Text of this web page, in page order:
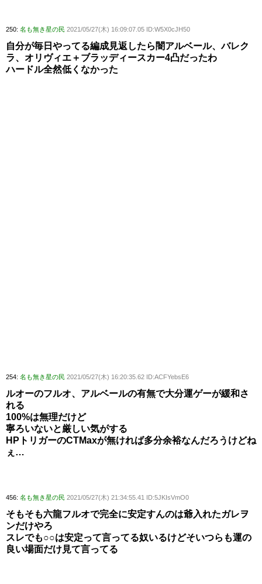
250: 名も無き星の民 2021/05/27(木) 16:09:07.05 ID:W5X0cJH50
自分が毎日やってる編成見返したら闇アルベール、バレク
ラ、オリヴィエ＋ブラッディースカー4凸だったわ
ハードル全然低くなかった
254: 名も無き星の民 2021/05/27(木) 16:20:35.62 ID:ACFYebsE6
ルオーのフルオ、アルベールの有無で大分運ゲーが緩和さ
れる
100%は無理だけど
寧ろいないと厳しい気がする
HPトリガーのCTMaxが無ければ多分余裕なんだろうけどね
ぇ…
456: 名も無き星の民 2021/05/27(木) 21:34:55.41 ID:5JKIsVmO0
そもそも六龍フルオで完全に安定すんのは爺入れたガレヲ
ンだけやろ
スレでも○○は安定って言ってる奴いるけどそいつらも運の
良い場面だけ見て言ってる